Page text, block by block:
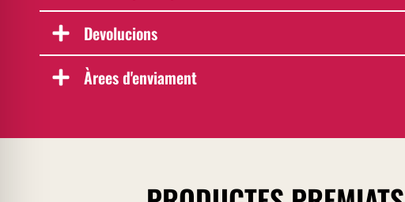
Devolucions
Àrees d'enviament